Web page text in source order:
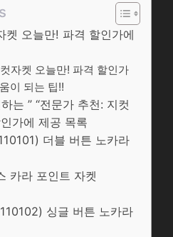
켓 오늘만! 파격 할인가에
자켓 오늘만! 파격 할인가
이 되는 팁!!
는 ” “전문가 추천: 지컷
가에 제공 목록
더블 버튼 노카라
카라 포인트 자켓
싱글 버튼 노카라